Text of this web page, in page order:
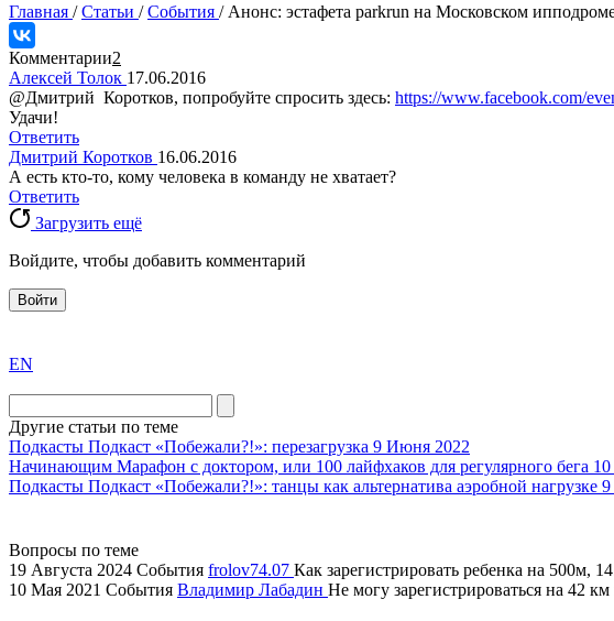
Главная /Статьи /События / Анонс: эстафета parkrun на Московском
Комментарии2
Алексей Толок 17.06.2016
@Дмитрий Коротков, попробуйте спросить здесь: https://www.facebook.com/
Удачи!
Ответить
Дмитрий Коротков 16.06.2016
А есть кто-то, кому человека в команду не хватает?
Ответить
Загрузить ещё
Войдите, чтобы добавить комментарий
Войти
the
division
agent
watch
replica
showcases
swiss
replica
EN
Другие статьи по теме
Подкасты Подкаст «Побежали?!»: перезагрузка 9 Июня 2022
Начинающим Марафон с доктором, или 100 лайфхаков для регулярного бега
Подкасты Подкаст «Побежали?!»: танцы как альтернатива аэробной нагрузке 9
Вопросы по теме
19 Августа 2024 События frolov74.07 Как зарегистрировать ребенка на 500м,
10 Мая 2021 События Владимир Лабадин Не могу зарегистрироваться на 42